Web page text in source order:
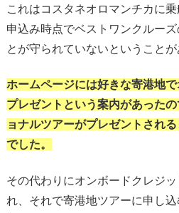
これはコスタネオロマンチカに乗
申込み時点でベストワンクルー
とが守られていないということが
ホームページには好きな寄港地
プレゼントという案内があった
ョナルツアーがプレゼントされ
でした。
その代わりにオンボードクレジ
れ、それで寄港地ツアーに申し